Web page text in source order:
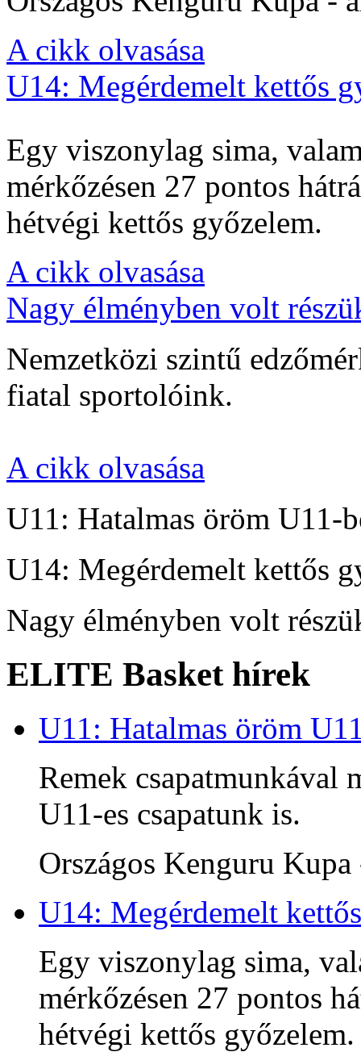
A cikk olvasása
U14: Megérdemelt kettős
Egy viszonylag sima,
mérkőzésen 27 pontos
hétvégi kettős győzelem.
A cikk olvasása
Nagy élményben volt
Nemzetközi szintű
fiatal sportolóink.
A cikk olvasása
U11: Hatalmas öröm U11-
U14: Megérdemelt kettős
Nagy élményben volt
ELITE Basket hírek
U11: Hatalmas öröm
Remek csapatmunkával
U11-es csapatunk is.
Országos Kenguru
U14: Megérdemelt
Egy viszonylag sima,
mérkőzésen 27 pontos
hétvégi kettős győzelem.